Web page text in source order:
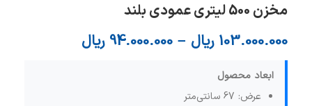
مخزن 500 لیتری عمودی بلند
103.000.000 ریال –
94.000.000 ریال
ابعاد محصول
عرض: 67 سانتی‌متر